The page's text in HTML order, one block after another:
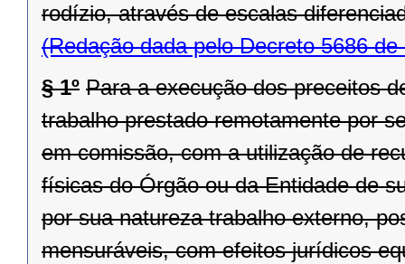
rodízio, através de escalas
(Redação dada pelo Decreto 5686 de
§ 1º Para a execução dos preceitos
trabalho prestado remotamente por
em comissão, com a utilização de
físicas do Órgão ou da Entidade de
por sua natureza trabalho externo,
mensuráveis, com efeitos jurídicos